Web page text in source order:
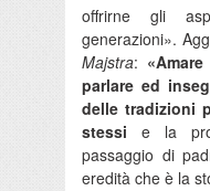
offrirne gli
generazioni».
Majstra:
parlare ed
delle tradizioni
stessi e la
passaggio di
eredità che è la